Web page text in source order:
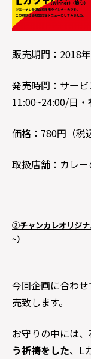
販売期間：2018
発売時間：サー
11:00~24:00/日・
価格：780円（税
取扱店舗：カレ
②チャンカレオリジ
~）
今回企画に合わ
売致します。
お守りの中には
う祈祷をした、L